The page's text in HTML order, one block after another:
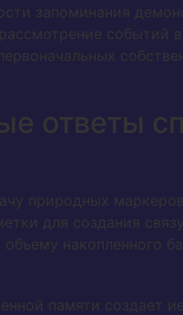
запоминания
событий
ответы
природных
для создания
накопленного
памяти создает